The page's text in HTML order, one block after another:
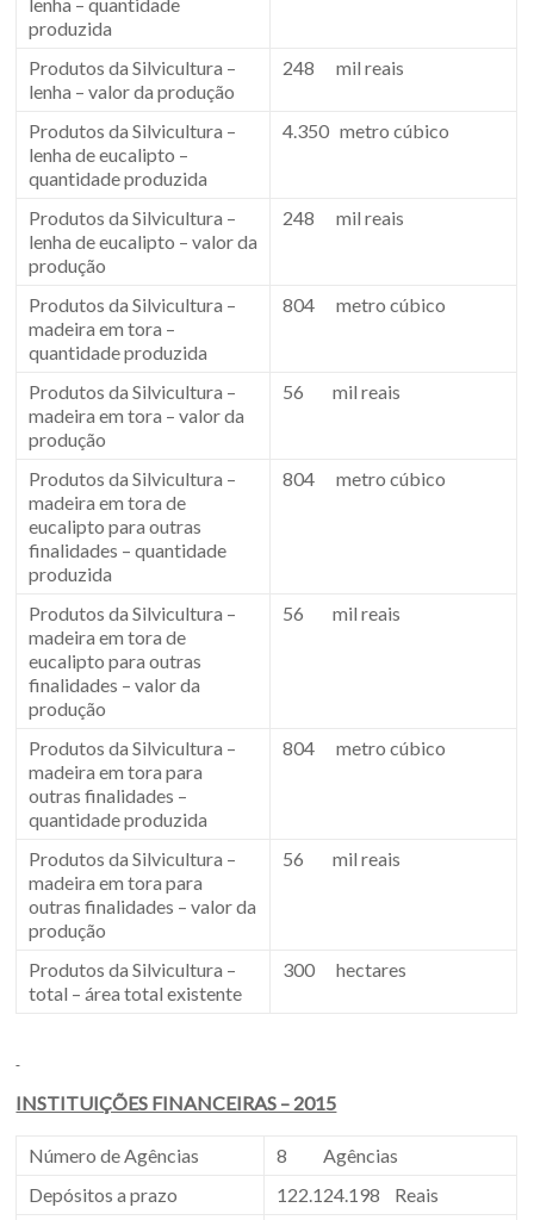
produzida
Produtos da Silvicultura –
lenha – valor da produção
248 mil reais
Produtos da Silvicultura –
lenha de eucalipto –
quantidade produzida
4.350 metro cúbico
Produtos da Silvicultura –
lenha de eucalipto – valor da
produção
248 mil reais
Produtos da Silvicultura –
madeira em tora –
quantidade produzida
804 metro cúbico
Produtos da Silvicultura –
madeira em tora – valor da
produção
56 mil reais
Produtos da Silvicultura –
madeira em tora de
eucalipto para outras
finalidades – quantidade
produzida
804 metro cúbico
Produtos da Silvicultura –
madeira em tora de
eucalipto para outras
finalidades – valor da
produção
56 mil reais
Produtos da Silvicultura –
madeira em tora para
outras finalidades –
quantidade produzida
804 metro cúbico
Produtos da Silvicultura –
madeira em tora para
outras finalidades – valor da
produção
56 mil reais
Produtos da Silvicultura –
total – área total existente
300 hectares
INSTITUIÇÕES FINANCEIRAS – 2015
Número de Agências
8 Agências
Depósitos a prazo
122.124.198 Reais